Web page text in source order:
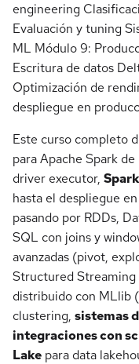
engineering
Evaluación y tuning
ML Módulo 9:
Escritura de datos
Optimización de
despliegue en
Este curso completo
para Apache Spark
driver executor,
hasta el despliegue
pasando por RDDs,
SQL con joins y
avanzadas (pivot,
Structured Streaming
distribuido con MLlib
clustering, sistemas
integraciones con
Lake para data